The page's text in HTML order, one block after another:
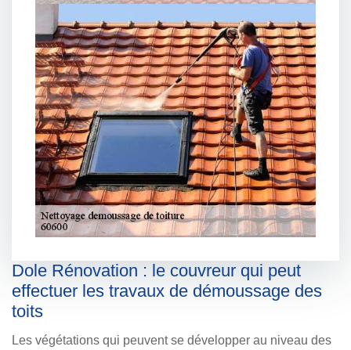
Dole Rénovation : le couvreur qui peut
effectuer les travaux de démoussage des
toits
Les végétations qui peuvent se développer au niveau des